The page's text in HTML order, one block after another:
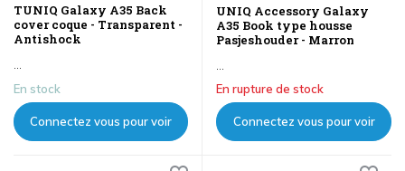
TUNIQ Galaxy A35 Back
cover coque - Transparent -
Antishock
En stock
Connectez vous pour voir
UNIQ Accessory Galaxy
A35 Book type housse
Pasjeshouder - Marron
En rupture de stock
Connectez vous pour voir